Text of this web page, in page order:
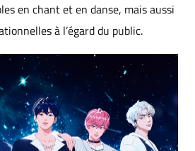
en chant et en danse, mais aussi
à l’égard du public.